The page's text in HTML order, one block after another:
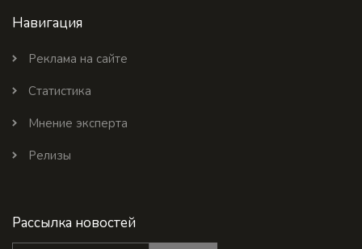
Навигация
Реклама на сайте
Статистика
Мнение эксперта
Релизы
Рассылка новостей